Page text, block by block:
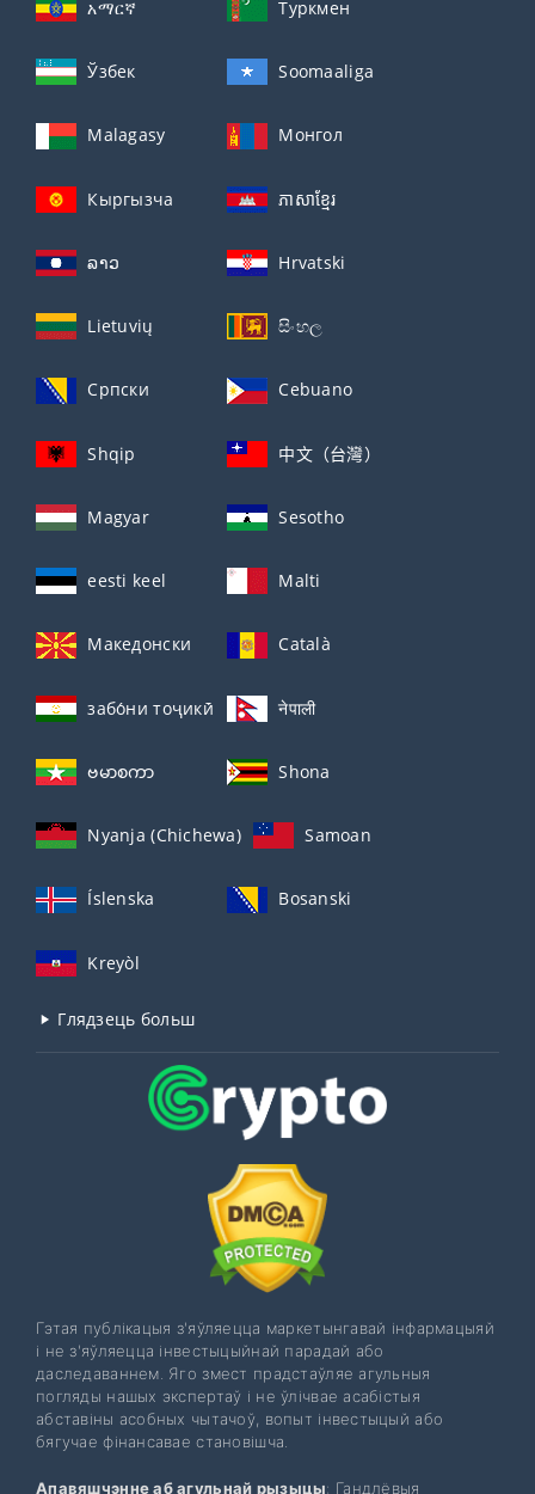
አማርኛ Туркмен
Ўзбек Soomaaliga
Malagasy Монгол
Кыргызча ភាសាខ្មែរ
ລາວ Hrvatski
Lietuvių සිංහල
Српски Cebuano
Shqip 中文（台灣）
Magyar Sesotho
eesti keel Malti
Македонски Català
забо́ни тоҷикӣ́ नेपाली
ဗမာစကာ Shona
Nyanja (Chichewa) Samoan
Íslenska Bosanski
Kreyòl
Глядзець больш
Гэтая публікацыя з'яўляецца маркетынгавай інфармацыяй
і не з'яўляецца інвестыцыйнай парадай або
даследаваннем. Яго змест прадстаўляе агульныя
погляды нашых экспертаў і не ўлічвае асабістыя
абставіны асобных чытачоў, вопыт інвестыцый або
бягучае фінансавае становішча.
Апавяшчэнне аб агульнай рызыцы: Гандлёвыя